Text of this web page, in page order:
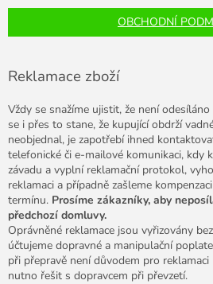
OBCHODNÍ
Reklamace zboží
Vždy se snažíme ujistit, že není
se i přes to stane, že kupující obdrží
neobjednal, je zapotřebí ihned
telefonické či e-mailové komunikaci, kdy
závadu a vyplní reklamační protokol,
reklamaci a případně zašleme
termínu. Prosíme zákazníky, aby
předchozí domluvy.
Oprávněné reklamace jsou vyřizovány
účtujeme dopravné a manipulační
při přepravě není důvodem pro
nutno řešit s dopravcem při převzetí.